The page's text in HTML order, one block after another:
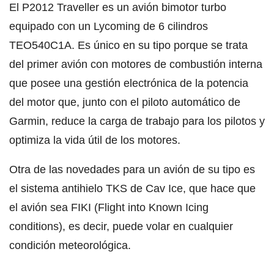
El P2012 Traveller es un avión bimotor turbo
equipado con un Lycoming de 6 cilindros
TEO540C1A. Es único en su tipo porque se trata
del primer avión con motores de combustión interna
que posee una gestión electrónica de la potencia
del motor que, junto con el piloto automático de
Garmin, reduce la carga de trabajo para los pilotos y
optimiza la vida útil de los motores.
Otra de las novedades para un avión de su tipo es
el sistema antihielo TKS de Cav Ice, que hace que
el avión sea FIKI (Flight into Known Icing
conditions), es decir, puede volar en cualquier
condición meteorológica.